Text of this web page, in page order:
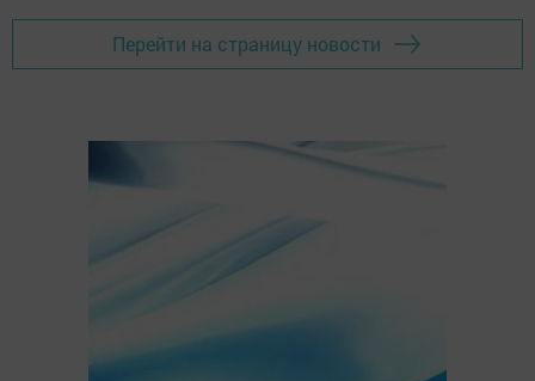
Перейти на страницу новости